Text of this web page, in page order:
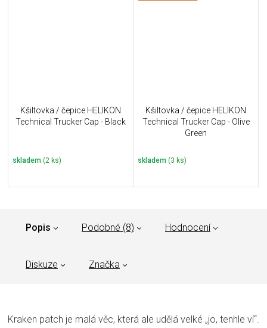
Kšiltovka / čepice HELIKON
Technical Trucker Cap - Black
skladem (2 ks)
Kšiltovka / čepice HELIKON
Technical Trucker Cap - Olive
Green
skladem (3 ks)
Popis Podobné (8) Hodnocení
Diskuze Značka
Kraken patch je malá věc, která ale udělá velké „jo, tenhle ví“.